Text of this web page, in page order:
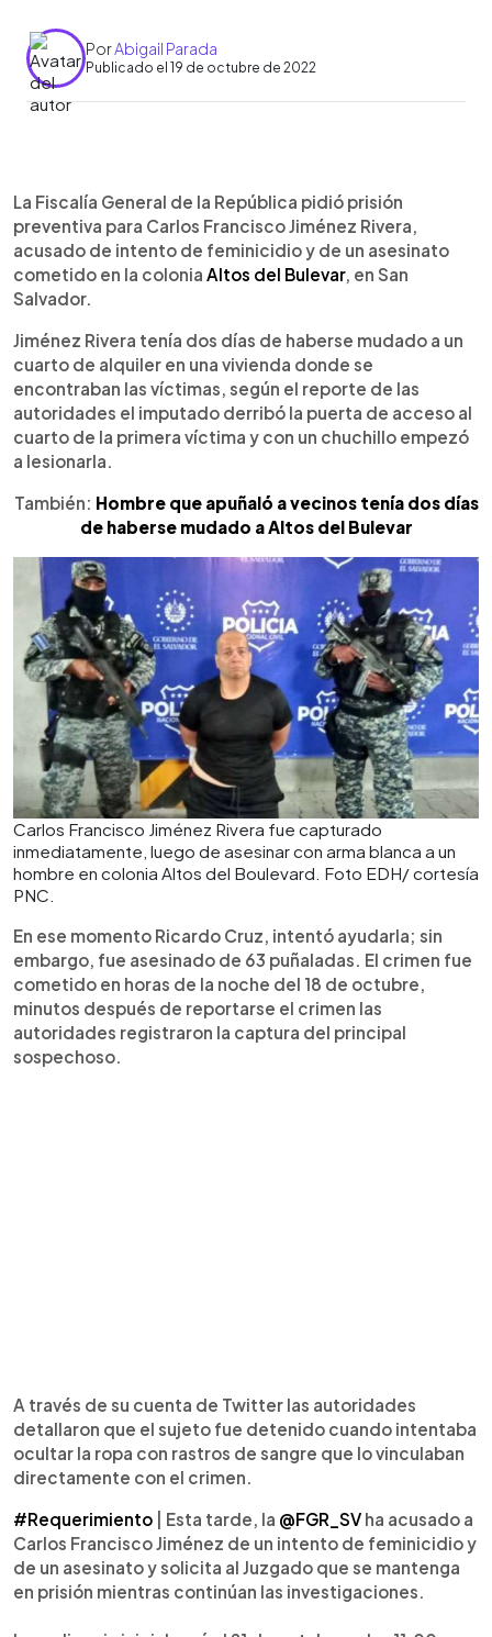
PorAbigail Parada
Publicado el 19 de octubre de 2022
► Escuchar artículo
La Fiscalía General de la República pidió prisión
preventiva para Carlos Francisco Jiménez Rivera,
acusado de intento de feminicidio y de un asesinato
cometido en la colonia Altos del Bulevar, en San
Salvador.
Jiménez Rivera tenía dos días de haberse mudado a un
cuarto de alquiler en una vivienda donde se
encontraban las víctimas, según el reporte de las
autoridades el imputado derribó la puerta de acceso al
cuarto de la primera víctima y con un chuchillo empezó
a lesionarla.
También: Hombre que apuñaló a vecinos tenía dos días
de haberse mudado a Altos del Bulevar
Carlos Francisco Jiménez Rivera fue capturado
inmediatamente, luego de asesinar con arma blanca a un
hombre en colonia Altos del Boulevard. Foto EDH/ cortesía
PNC.
En ese momento Ricardo Cruz, intentó ayudarla; sin
embargo, fue asesinado de 63 puñaladas. El crimen fue
cometido en horas de la noche del 18 de octubre,
minutos después de reportarse el crimen las
autoridades registraron la captura del principal
sospechoso.
A través de su cuenta de Twitter las autoridades
detallaron que el sujeto fue detenido cuando intentaba
ocultar la ropa con rastros de sangre que lo vinculaban
directamente con el crimen.
#Requerimiento | Esta tarde, la @FGR_SV ha acusado a
Carlos Francisco Jiménez de un intento de feminicidio y
de un asesinato y solicita al Juzgado que se mantenga
en prisión mientras continúan las investigaciones.